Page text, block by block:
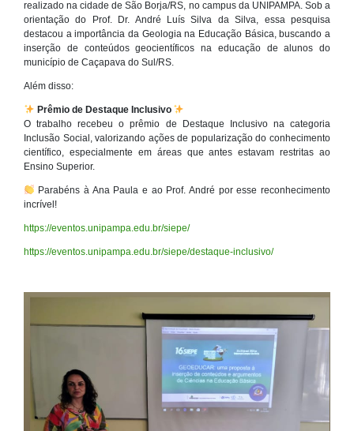
realizado na cidade de São Borja/RS, no campus da UNIPAMPA. Sob a
orientação do Prof. Dr. André Luís Silva da Silva, essa pesquisa
destacou a importância da Geologia na Educação Básica, buscando a
inserção de conteúdos geocientíficos na educação de alunos do
município de Caçapava do Sul/RS.
Além disso:
Prêmio de Destaque Inclusivo
O trabalho recebeu o prêmio de Destaque Inclusivo na categoria
Inclusão Social, valorizando ações de popularização do conhecimento
científico, especialmente em áreas que antes estavam restritas ao
Ensino Superior.
Parabéns à Ana Paula e ao Prof. André por esse reconhecimento
incrível!
https://eventos.unipampa.edu.br/siepe/
https://eventos.unipampa.edu.br/siepe/destaque-inclusivo/